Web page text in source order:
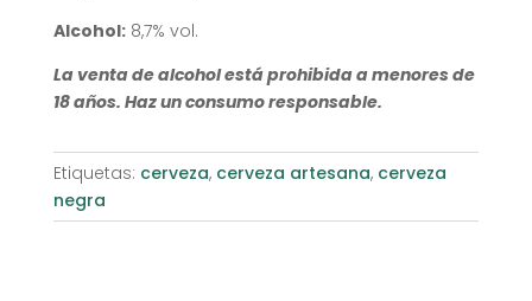
Alcohol:8,7% vol.
La venta de alcohol está prohibida a menores de
18 años. Haz un consumo responsable.
Etiquetas: cerveza, cerveza artesana, cerveza
negra